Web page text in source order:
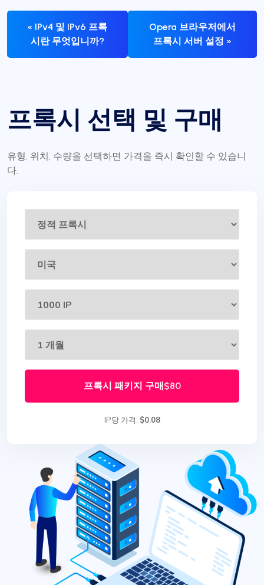
« IPv4 및 IPv6 프록
시란 무엇입니까?
Opera 브라우저에서
프록시 서버 설정 »
프록시 선택 및 구매
유형, 위치, 수량을 선택하면 가격을 즉시 확인할 수 있습니
다.
프록시 패키지 구매 $80
IP당 가격: $0.08